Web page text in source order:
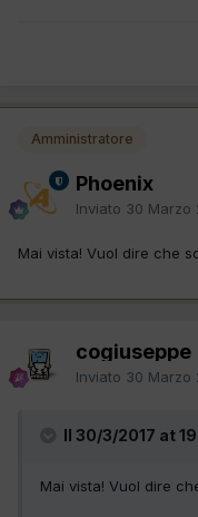
Amministratore
Phoenix
Inviato 30 Marzo
Mai vista! Vuol dire che
cogiuseppe
Inviato 30 Marzo
Il 30/3/2017 at
Mai vista! Vuol dire